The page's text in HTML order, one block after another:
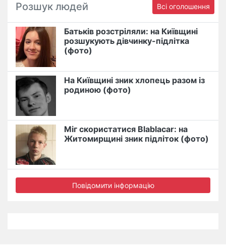
Розшук людей Всі оголошення
Батьків розстріляли: на Київщині
розшукують дівчинку-підлітка
(фото)
На Київщині зник хлопець разом із
родиною (фото)
Міг скористатися Blablacar: на
Житомирщині зник підліток (фото)
Повідомити інформацію